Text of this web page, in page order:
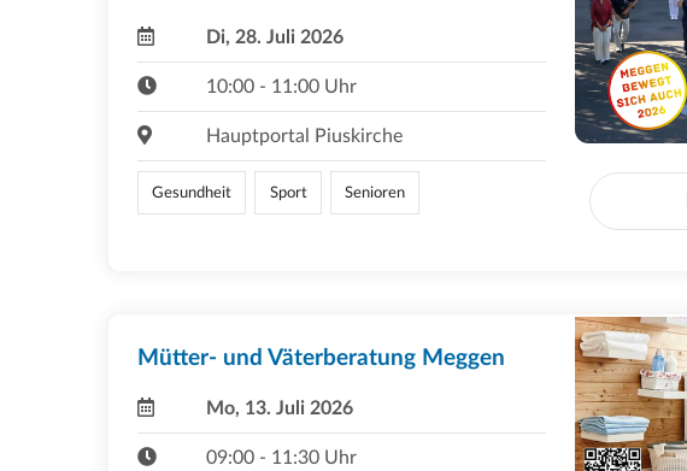
Di, 28. Juli 2026
10:00 - 11:00 Uhr
Hauptportal Piuskirche
Gesundheit Sport Senioren
Mütter- und Väterberatung Meggen
Mo, 13. Juli 2026
09:00 - 11:30 Uhr